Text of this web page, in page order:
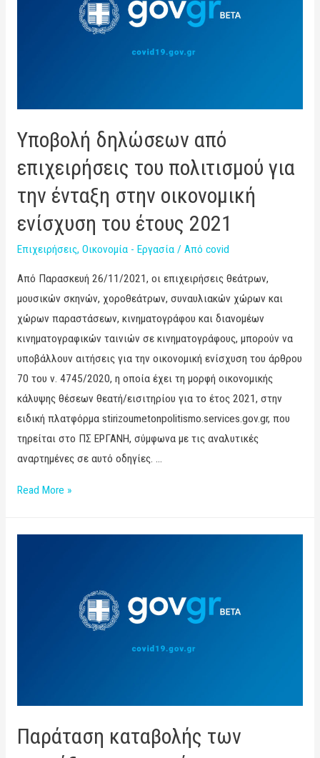
Υποβολή δηλώσεων από
επιχειρήσεις του πολιτισμού για
την ένταξη στην οικονομική
ενίσχυση του έτους 2021
Επιχειρήσεις, Οικονομία - Εργασία/ Από covid
Από Παρασκευή 26/11/2021, οι επιχειρήσεις θεάτρων,
μουσικών σκηνών, χοροθεάτρων, συναυλιακών χώρων και
χώρων παραστάσεων, κινηματογράφου και διανομέων
κινηματογραφικών ταινιών σε κινηματογράφους, μπορούν να
υποβάλλουν αιτήσεις για την οικονομική ενίσχυση του άρθρου
70 του ν. 4745/2020, η οποία έχει τη μορφή οικονομικής
κάλυψης θέσεων θεατή/εισιτηρίου για το έτος 2021, στην
ειδική πλατφόρμα stirizoumetonpolitismo.services.gov.gr, που
τηρείται στο ΠΣ ΕΡΓΑΝΗ, σύμφωνα με τις αναλυτικές
αναρτημένες σε αυτό οδηγίες. …
Read More »
Παράταση καταβολής των